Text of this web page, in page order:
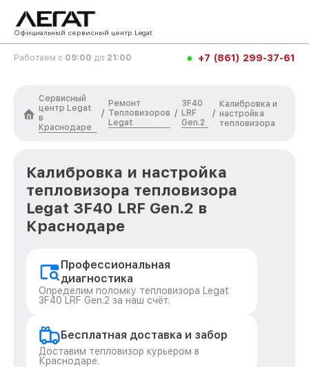
Официальный сервисный центр Legat
Работаем с 09:00 до 21:00 +7 (861) 299-37-61
Сервисный
центр Legat
в
Краснодаре
/
Ремонт
Тепловизоров
Legat
/
3F40
LRF
Gen.2
/
Калибровка и
настройка
тепловизора
Калибровка и настройка
тепловизора тепловизора
Legat 3F40 LRF Gen.2 в
Краснодаре
Профессиональная
диагностика
Определим поломку тепловизора Legat
3F40 LRF Gen.2 за наш счёт.
Бесплатная доставка и забор
Доставим тепловизор курьером в
Краснодаре.